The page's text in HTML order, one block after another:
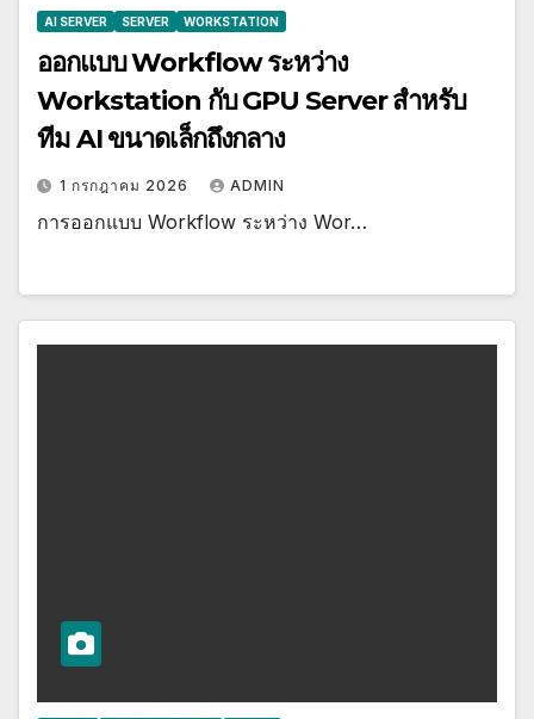
AI SERVER SERVER WORKSTATION
ออกแบบ Workflow ระหว่าง
Workstation กับ GPU Server สำหรับ
ทีม AI ขนาดเล็กถึงกลาง
1 กรกฎาคม 2026 ADMIN
การออกแบบ Workflow ระหว่าง Wor…